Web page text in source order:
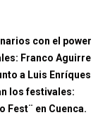
con el power
Franco Aguirre
a Luis Enríques
los festivales:
Fest¨ en Cuenca.